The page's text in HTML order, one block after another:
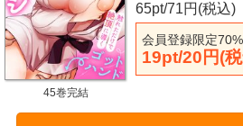
65pt/71円(税込)
会員登録限定
19pt/20円(
45巻完結